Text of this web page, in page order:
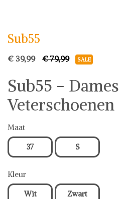
Sub55
€ 39,99 € 79,99 SALE
Sub55 - Dames
Veterschoenen
Maat
37 S
Kleur
Wit Zwart